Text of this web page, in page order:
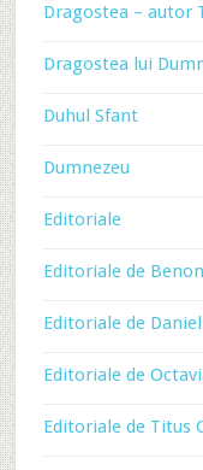
Dragostea – autor
Dragostea lui
Duhul Sfant
Dumnezeu
Editoriale
Editoriale de
Editoriale de
Editoriale de
Editoriale de Titus